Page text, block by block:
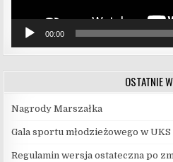
00:00
OSTATNIE
Nagrody Marszałka
Gala sportu młodzieżowego w
Regulamin wersja ostateczna po